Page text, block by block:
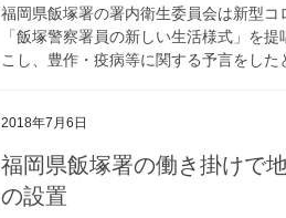
福岡県飯塚署の署内衛生委員会は新型
「飯塚警察署員の新しい生活様式」を
こし、豊作・疫病等に関する予言をし
2018年7月6日
福岡県飯塚署の働き掛けで地域にLEDライト増設と防犯カメラ
の設置